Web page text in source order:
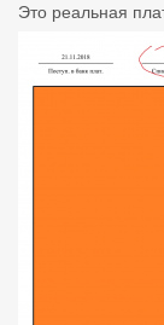
Это реальная